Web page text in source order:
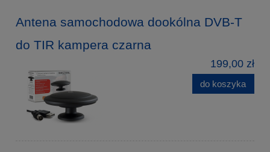
Antena samochodowa dookólna DVB-T
do TIR kampera czarna
199,00 zł
do koszyka